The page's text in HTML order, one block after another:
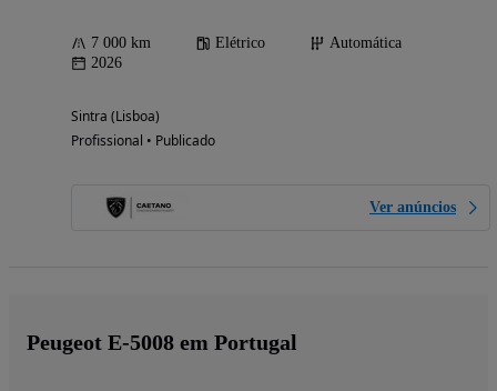
7 000 km Elétrico
Automática
2026
Sintra (Lisboa)
Profissional • Publicado
Ver anúncios
Peugeot E-5008 em Portugal